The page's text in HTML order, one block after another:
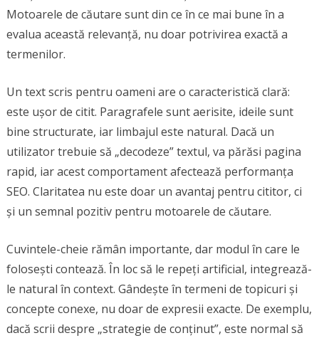
Motoarele de căutare sunt din ce în ce mai bune în a
evalua această relevanță, nu doar potrivirea exactă a
termenilor.
Un text scris pentru oameni are o caracteristică clară:
este ușor de citit. Paragrafele sunt aerisite, ideile sunt
bine structurate, iar limbajul este natural. Dacă un
utilizator trebuie să „decodeze” textul, va părăsi pagina
rapid, iar acest comportament afectează performanța
SEO. Claritatea nu este doar un avantaj pentru cititor, ci
și un semnal pozitiv pentru motoarele de căutare.
Cuvintele-cheie rămân importante, dar modul în care le
folosești contează. În loc să le repeți artificial, integrează-
le natural în context. Gândește în termeni de topicuri și
concepte conexe, nu doar de expresii exacte. De exemplu,
dacă scrii despre „strategie de conținut”, este normal să